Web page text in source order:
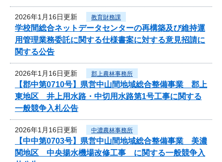
2026年1月16日更新 教育財務課
学校間総合ネットデータセンターの再構築及び維持運
用管理業務委託に関する仕様書案に対する意見招請に
関する公告
2026年1月16日更新 郡上農林事務所
【郡中第0710号】県営中山間地域総合整備事業 郡上
東地区 井上用水路・中切用水路第1号工事に関する
一般競争入札公告
2026年1月16日更新 中濃農林事務所
【中中第0703号】県営中山間地域総合整備事業 美濃
関地区 中央揚水機場改修工事 に関する一般競争入